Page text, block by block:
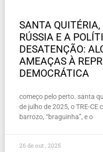
SANTA QUITÉRIA,
RÚSSIA E A
DESATENÇÃO:
AMEAÇAS À
DEMOCRÁTICA
começo pelo perto. santa
de julho de 2025, o TRE-
barrozo, “braguinha”, e o
26 de out , 2025